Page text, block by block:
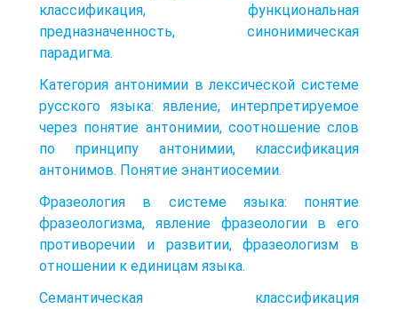
классификация, функциональная
предназначенность, синонимическая
парадигма.
Категория антонимии в лексической системе
русского языка: явление, интерпретируемое
через понятие антонимии, соотношение слов
по принципу антонимии, классификация
антонимов. Понятие энантиосемии.
Фразеология в системе языка: понятие
фразеологизма, явление фразеологии в его
противоречии и развитии, фразеологизм в
отношении к единицам языка.
Семантическая классификация